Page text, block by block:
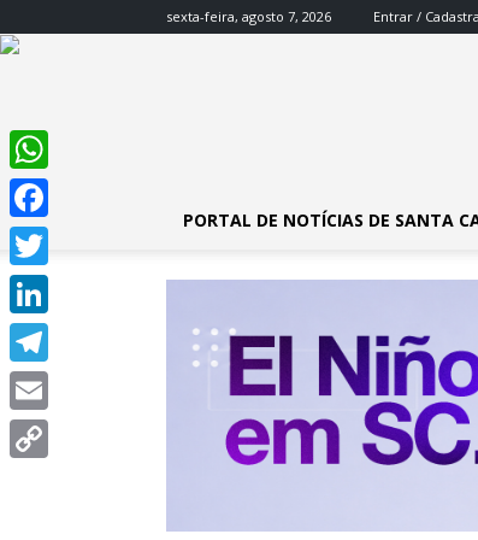
sexta-feira, agosto 7, 2026 Entrar /
PORTAL DE NOTÍCIAS DE SANTA
WhatsApp
Facebook
Twitter
LinkedIn
Telegram
Email